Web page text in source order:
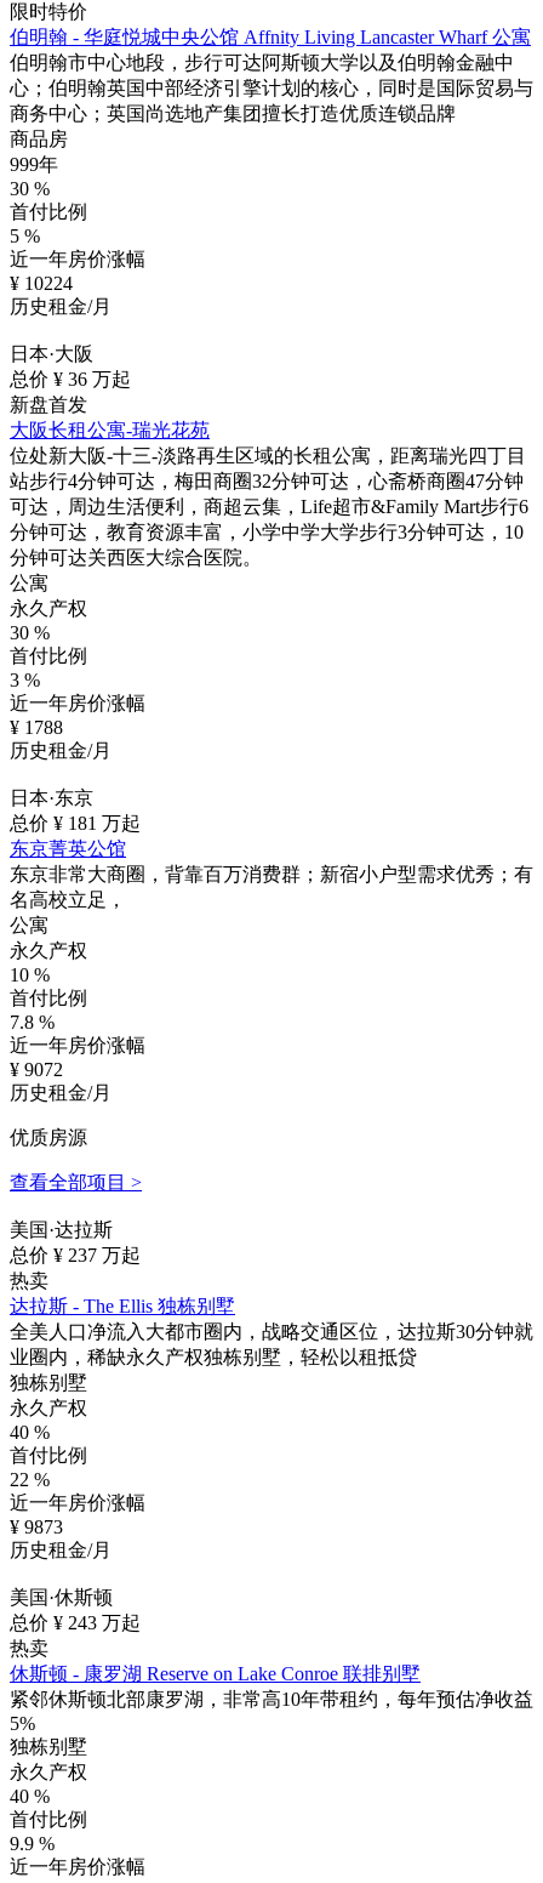
限时特价
伯明翰 - 华庭悦城中央公馆 Affnity Living Lancaster Wharf 公寓
伯明翰市中心地段，步行可达阿斯顿大学以及伯明翰金融中
心；伯明翰英国中部经济引擎计划的核心，同时是国际贸易与
商务中心；英国尚选地产集团擅长打造优质连锁品牌
商品房
999年
30 %
首付比例
5 %
近一年房价涨幅
¥ 10224
历史租金/月
日本·大阪
总价 ¥ 36 万起
新盘首发
大阪长租公寓-瑞光花苑
位处新大阪-十三-淡路再生区域的长租公寓，距离瑞光四丁目
站步行4分钟可达，梅田商圈32分钟可达，心斋桥商圈47分钟
可达，周边生活便利，商超云集，Life超市&Family Mart步行6
分钟可达，教育资源丰富，小学中学大学步行3分钟可达，10
分钟可达关西医大综合医院。
公寓
永久产权
30 %
首付比例
3 %
近一年房价涨幅
¥ 1788
历史租金/月
日本·东京
总价 ¥ 181 万起
东京菁英公馆
东京非常大商圈，背靠百万消费群；新宿小户型需求优秀；有
名高校立足，
公寓
永久产权
10 %
首付比例
7.8 %
近一年房价涨幅
¥ 9072
历史租金/月
优质房源
查看全部项目 >
美国·达拉斯
总价 ¥ 237 万起
热卖
达拉斯 - The Ellis 独栋别墅
全美人口净流入大都市圈内，战略交通区位，达拉斯30分钟就
业圈内，稀缺永久产权独栋别墅，轻松以租抵贷
独栋别墅
永久产权
40 %
首付比例
22 %
近一年房价涨幅
¥ 9873
历史租金/月
美国·休斯顿
总价 ¥ 243 万起
热卖
休斯顿 - 康罗湖 Reserve on Lake Conroe 联排别墅
紧邻休斯顿北部康罗湖，非常高10年带租约，每年预估净收益
5%
独栋别墅
永久产权
40 %
首付比例
9.9 %
近一年房价涨幅